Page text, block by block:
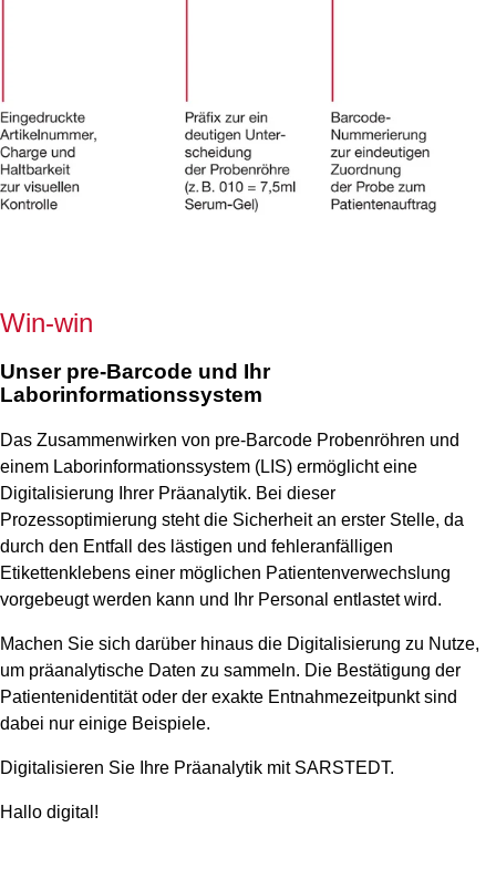
Win-win
Unser pre-Barcode und Ihr
Laborinformationssystem
Das Zusammenwirken von pre-Barcode Probenröhren und
einem Laborinformationssystem (LIS) ermöglicht eine
Digitalisierung Ihrer Präanalytik. Bei dieser
Prozessoptimierung steht die Sicherheit an erster Stelle, da
durch den Entfall des lästigen und fehleranfälligen
Etikettenklebens einer möglichen Patientenverwechslung
vorgebeugt werden kann und Ihr Personal entlastet wird.
Machen Sie sich darüber hinaus die Digitalisierung zu Nutze,
um präanalytische Daten zu sammeln. Die Bestätigung der
Patientenidentität oder der exakte Entnahmezeitpunkt sind
dabei nur einige Beispiele.
Digitalisieren Sie Ihre Präanalytik mit SARSTEDT.
Hallo digital!